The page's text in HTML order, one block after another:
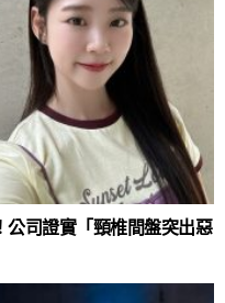
司證實「頸椎間盤突出惡